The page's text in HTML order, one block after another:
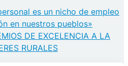
es un nicho de empleo
en nuestros pueblos»
DE EXCELENCIA A LA
RURALES